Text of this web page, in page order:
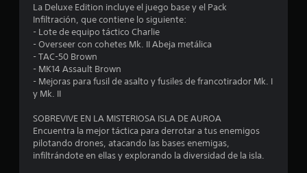
d
o
:
La Deluxe Edition incluye el juego base y el Pack
Infiltración, que contiene lo siguiente:
- Lote de equipo táctico Charlie
- Overseer con cohetes Mk. II Abeja metálica
- TAC-50 Brown
- MK14 Assault Brown
- Mejoras para fusil de asalto y fusiles de francotirador Mk. I
y Mk. II
SOBREVIVE EN LA MISTERIOSA ISLA DE AUROA
Encuentra la mejor táctica para derrotar a tus enemigos
pilotando drones, atacando las bases enemigas,
infiltrándote en ellas y explorando la diversidad de la isla.